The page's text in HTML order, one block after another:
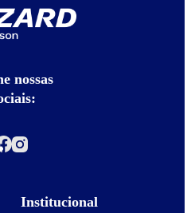
nossas
Institucional